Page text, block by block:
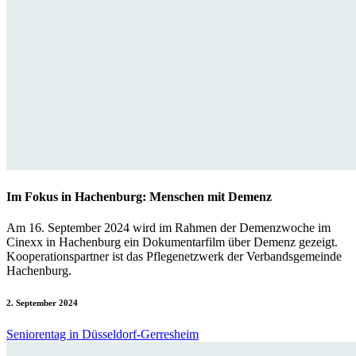
Im Fokus in Hachenburg: Menschen mit Demenz
Am 16. September 2024 wird im Rahmen der Demenzwoche im
Cinexx in Hachenburg ein Dokumentarfilm über Demenz gezeigt.
Kooperationspartner ist das Pflegenetzwerk der Verbandsgemeinde
Hachenburg.
2. September 2024
Seniorentag in Düsseldorf-Gerresheim